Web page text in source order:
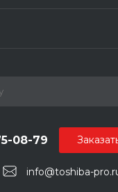
08-79
info@toshiba-